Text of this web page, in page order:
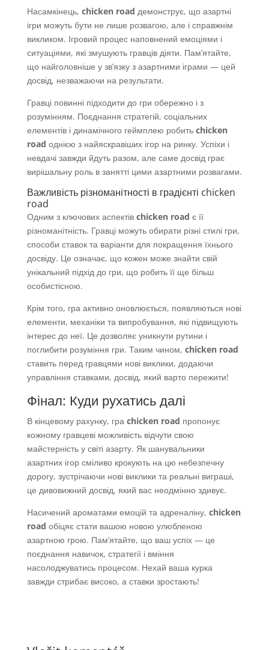
Насамкінець, chicken road демонструє, що азартні
ігри можуть бути не лише розвагою, але і справжнім
викликом. Ігровий процес наповнений емоціями і
ситуаціями, які змушують гравців діяти. Пам’ятайте,
що найголовніше у зв’язку з азартними іграми — цей
досвід, незважаючи на результати.
Гравці повинні підходити до гри обережно і з
розумінням. Поєднання стратегій, соціальних
елементів і динамічного геймплею робить chicken
road однією з найяскравіших ігор на ринку. Успіхи і
невдачі завжди йдуть разом, але саме досвід грає
вирішальну роль в занятті цими азартними розвагами.
Важливість різноманітності в градієнті chicken
road
Одним з ключових аспектів chicken road є її
різноманітність. Гравці можуть обирати різні стилі гри,
способи ставок та варіанти для покращення їхнього
досвіду. Це означає, що кожен може знайти свій
унікальний підхід до гри, що робить її ще більш
особистісною.
Крім того, гра активно оновлюється, появляються нові
елементи, механіки та випробування, які підвищують
інтерес до неї. Це дозволяє уникнути рутини і
поглибити розуміння гри. Таким чином, chicken road
ставить перед гравцями нові виклики, додаючи
управління ставками, досвід, який варто пережити!
Фінал: Куди рухатись далі
В кінцевому рахунку, гра chicken road пропонує
кожному гравцеві можливість відчути свою
майстерність у світі азарту. Як шанувальники
азартних ігор сміливо крокують на цю небезпечну
дорогу, зустрічаючи нові виклики та реальні виграші,
це дивовижний досвід, який вас неодмінно здивує.
Насичений ароматами емоцій та адреналіну, chicken
road обіцяє стати вашою новою улюбленою
азартною грою. Пам’ятайте, що ваш успіх — це
поєднання навичок, стратегії і вміння
насолоджуватись процесом. Нехай ваша курка
завжди стрибає високо, а ставки зростають!